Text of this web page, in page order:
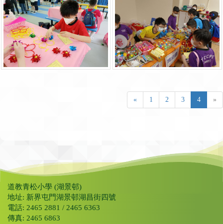
« 1 2 3 4 »
道教青松小學 (湖景邨)
地址: 新界屯門湖景邨湖昌街四號
電話: 2465 2881 / 2465 6363
傳真: 2465 6863